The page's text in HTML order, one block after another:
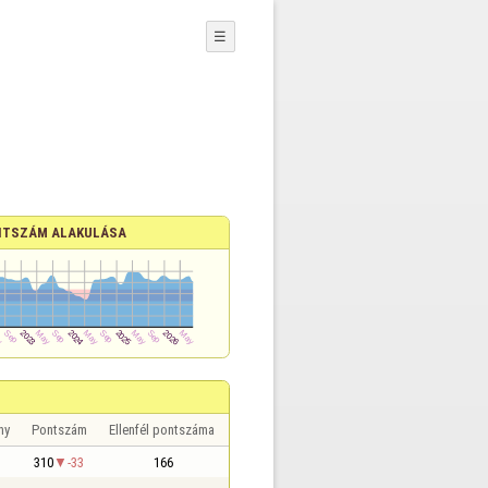
☰
ALAKULÁSA
Pontszám
Ellenfél pontszáma
310
-33
166